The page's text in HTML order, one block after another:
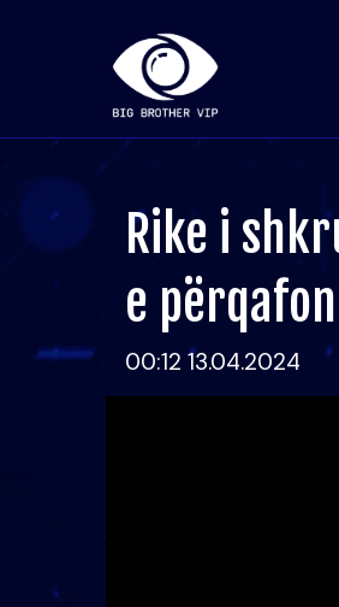
Rike i
e përqafon
00:12 13.04.2024